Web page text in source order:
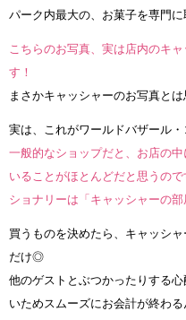
パーク内最大の、お菓子を専門
こちらのお写真、実は店内のキ
す！
まさかキャッシャーのお写真と
実は、これがワールドバザール
一般的なショップだと、お店の
いることがほとんどだと思うの
ショナリーは「キャッシャーの
買うものを決めたら、キャッシ
だけ◎
他のゲストとぶつかったりする
いためスムーズにお会計が終わる